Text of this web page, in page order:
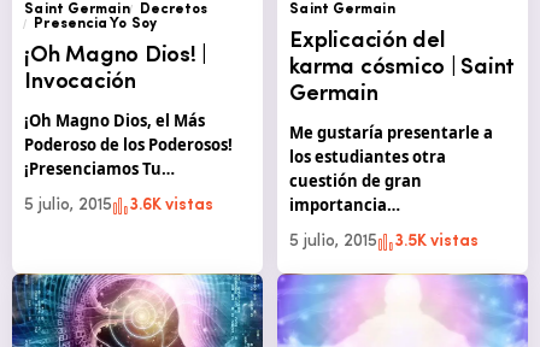
Saint Germain
Decretos
Presencia Yo Soy
¡Oh Magno Dios! |
Invocación
¡Oh Magno Dios, el Más
Poderoso de los Poderosos!
¡Presenciamos Tu…
5 julio, 2015 3.6K vistas
Saint Germain
Explicación del
karma cósmico | Saint
Germain
Me gustaría presentarle a
los estudiantes otra
cuestión de gran
importancia…
5 julio, 2015 3.5K vistas